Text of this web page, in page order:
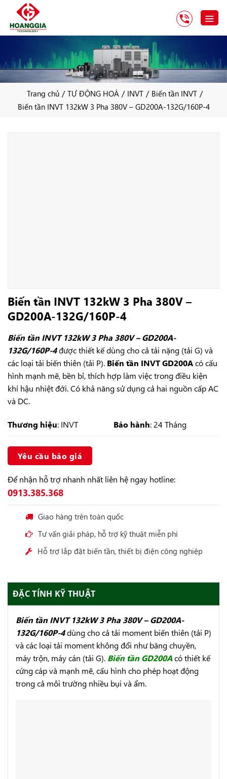
Trang chủ / TỰ ĐỘNG HOÁ / INVT / Biến tần INVT /
Biến tần INVT 132kW 3 Pha 380V – GD200A-132G/160P-4
Biến tần INVT 132kW 3 Pha 380V –
GD200A-132G/160P-4
Biến tần INVT 132kW 3 Pha 380V – GD200A-
132G/160P-4được thiết kế dùng cho cả tải nặng (tải G) và
các loại tải biến thiên (tải P). Biến tần INVT GD200Acó cấu
hình mạnh mẽ, bền bỉ, thích hợp làm việc trong điều kiện
khí hậu nhiệt đới. Có khả năng sử dụng cả hai nguồn cấp AC
và DC.
Thương hiệu: INVT Bảo hành: 24 Tháng
Yêu cầu báo giá
Để nhận hỗ trợ nhanh nhất liên hệ ngay hotline:
0913.385.368
Giao hàng trên toàn quốc
Tư vấn giải pháp, hỗ trợ kỹ thuật miễn phí
Hỗ trợ lắp đặt biến tần, thiết bị điện công nghiệp
ĐẶC TÍNH KỸ THUẬT
Biến tần INVT 132kW 3 Pha 380V – GD200A-
132G/160P-4dùng cho cả tải moment biến thiên (tải P)
và các loại tải moment không đổi như băng chuyền,
máy trộn, máy cán (tải G). Biến tần GD200Acó thiết kế
cứng cáp và mạnh mẽ, cấu hình cho phép hoạt động
trong cả môi trường nhiều bụi và ẩm.